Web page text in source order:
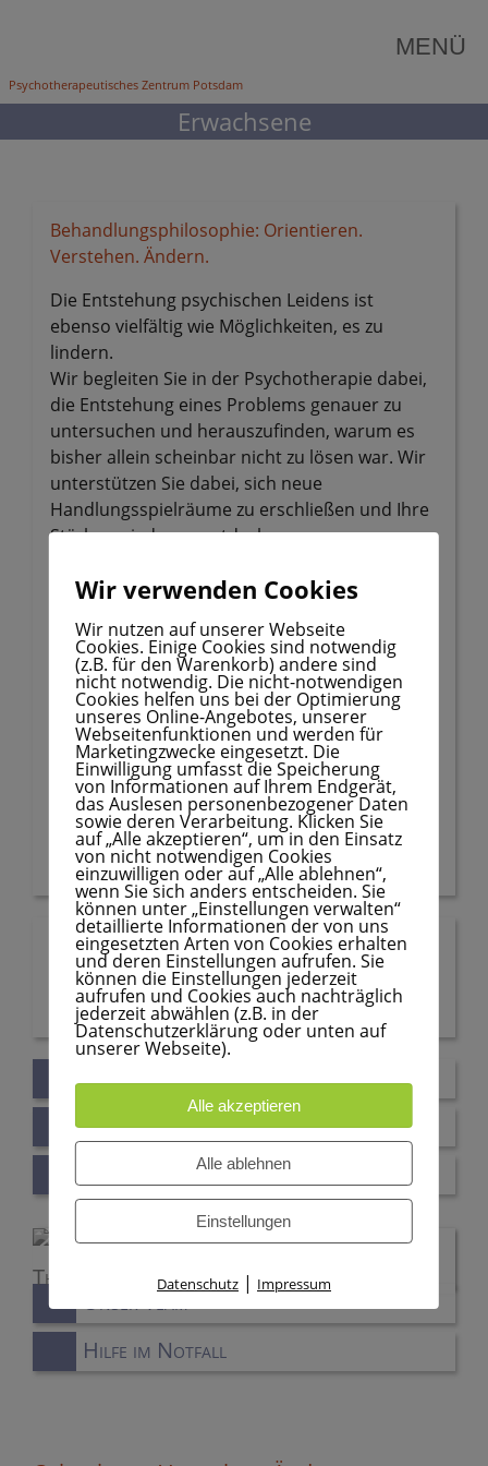
content
Psychotherapeutisches Zentrum Potsdam
MENÜ
Erwachsene
Behandlungsphilosophie: Orientieren.
Verstehen. Ändern.
Die Entstehung psychischen Leidens ist
ebenso vielfältig wie Möglichkeiten, es zu
lindern.
Wir begleiten Sie in der Psychotherapie dabei,
die Entstehung eines Problems genauer zu
untersuchen und herauszufinden, warum es
bisher allein scheinbar nicht zu lösen war. Wir
unterstützen Sie dabei, sich neue
Handlungsspielräume zu erschließen und Ihre
Stärken wieder zu entdecken.
Therapie verstehen wir als fließenden Prozess
Alle Behandlungen werden auf
wissenschaftlicher Grundlage und in einem
Klima von Empathie, Toleranz und Akzeptanz
durchgeführt.
Ziel unserer Arbeit ist es, Ihr aktuelles Befinden
und Ihre Lebensqualität nachhaltig zu
verbessern.
Bei welchen Problemen
können wir helfen?
Ablauf
Behandlungsmethoden
Unser Team
Hilfe im Notfall
Wir verwenden Cookies
Wir nutzen auf unserer Webseite
Cookies. Einige Cookies sind notwendig
(z.B. für den Warenkorb) andere sind
nicht notwendig. Die nicht-notwendigen
Cookies helfen uns bei der Optimierung
unseres Online-Angebotes, unserer
Webseitenfunktionen und werden für
Marketingzwecke eingesetzt. Die
Einwilligung umfasst die Speicherung
von Informationen auf Ihrem Endgerät,
das Auslesen personenbezogener Daten
sowie deren Verarbeitung. Klicken Sie
auf „Alle akzeptieren“, um in den Einsatz
von nicht notwendigen Cookies
einzuwilligen oder auf „Alle ablehnen“,
wenn Sie sich anders entscheiden. Sie
können unter „Einstellungen verwalten“
detaillierte Informationen der von uns
eingesetzten Arten von Cookies erhalten
und deren Einstellungen aufrufen. Sie
können die Einstellungen jederzeit
aufrufen und Cookies auch nachträglich
jederzeit abwählen (z.B. in der
Datenschutzerklärung oder unten auf
unserer Webseite).
Alle akzeptieren
Alle ablehnen
Einstellungen
Datenschutz| Impressum